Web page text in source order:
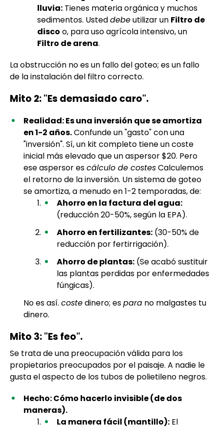
lluvia: Tienes materia orgánica y muchos
sedimentos. Usteddebeutilizar un Filtro de
disco o, para uso agrícola intensivo, un
Filtro de arena.
La obstrucción no es un fallo del goteo; es un fallo
de la instalación del filtro correcto.
Mito 2: "Es demasiado caro".
Realidad: Es una inversión que se amortiza
en 1-2 años.Confunde un "gasto" con una
"inversión". Sí, un kit completo tiene un coste
inicial más elevado que un aspersor $20. Pero
ese aspersor escálculo de costesCalculemos
el retorno de la inversión. Un sistema de goteo
se amortiza, a menudo en 1-2 temporadas, de:
Ahorro en la factura del agua:
(reducción 20-50%, según la EPA).
Ahorro en fertilizantes: (30-50% de
reducción por fertirrigación).
Ahorro de plantas: (Se acabó sustituir
las plantas perdidas por enfermedades
fúngicas).
No es así. costedinero; espara no malgastes tu
dinero.
Mito 3: "Es feo".
Se trata de una preocupación válida para los
propietarios preocupados por el paisaje. A nadie le
gusta el aspecto de los tubos de polietileno negros.
Hecho: Cómo hacerlo invisible (de dos
maneras).
La manera fácil (mantillo): El